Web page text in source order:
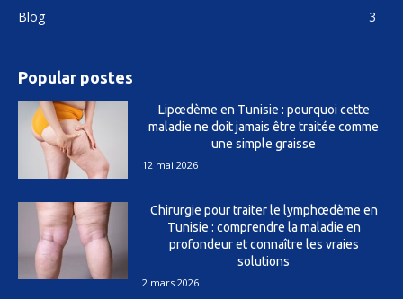
Blog
3
Popular postes
Lipœdème en Tunisie : pourquoi cette
maladie ne doit jamais être traitée comme
une simple graisse
12 mai 2026
Chirurgie pour traiter le lymphœdème en
Tunisie : comprendre la maladie en
profondeur et connaître les vraies
solutions
2 mars 2026